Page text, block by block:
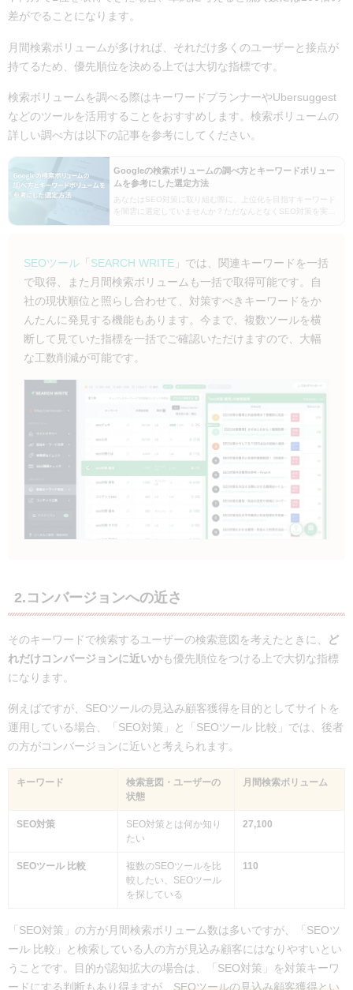
差がでることになります。
月間検索ボリュームが多ければ、それだけ多くのユーザーと接点が
持てるため、優先順位を決める上では大切な指標です。
検索ボリュームを調べる際はキーワードプランナーやUbersuggest
などのツールを活用することをおすすめします。検索ボリュームの
詳しい調べ方は以下の記事を参考にしてください。
Googleの検索ボリュームの調べ方とキーワードボリュー
ムを参考にした選定方法
あなたはSEO対策に取り組む際に、上位化を目指すキーワード
を闇雲に選定していませんか？ただなんとなくSEO対策を実施
SEOツール「 SEARCH WRITE」では、関連キーワードを一括
で取得、また月間検索ボリュームも一括で取得可能です。自
社の現状順位と照らし合わせて、対策すべきキーワードをか
んたんに発見する機能もあります。今まで、複数ツールを横
断して見ていた指標を一括でご確認いただけますので、大幅
な工数削減が可能です。
2.コンバージョンへの近さ
そのキーワードで検索するユーザーの検索意図を考えたときに、
ど
れだけコンバージョンに近いかも優先順位をつける上で大切な指標
になります。
例えばですが、SEOツールの見込み顧客獲得を目的としてサイトを
運用している場合、「SEO対策」と「SEOツール 比較」では、後者
の方がコンバージョンに近いと考えられます。
キーワード
検索意図・ユーザーの
状態
月間検索ボリューム
SEO対策
SEO対策とは何か知り
たい
27,100
SEOツール 比較
複数のSEOツールを比
較したい、SEOツール
を探している
110
「SEO対策」の方が月間検索ボリューム数は多いですが、「SEOツ
ール 比較」と検索している人の方が見込み顧客にはなりやすいとい
うことです。目的が認知拡大の場合は、「SEO対策」を対策キーワ
ードにする判断もあり得ますが、 SEOツールの見込み顧客獲得とい